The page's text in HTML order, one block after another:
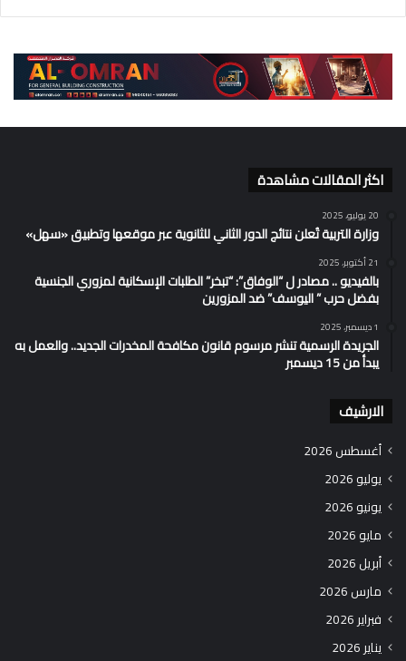
اكثر المقالات مشاهدة
20 يوليو، 2025
وزارة التربية تُعلن نتائج الدور الثاني للثانوية عبر موقعها وتطبيق «سهل»
21 أكتوبر، 2025
بالفيديو .. مصادر ل “الوفاق”: “تبخر” الطلبات الإسكانية لمزوري الجنسية
بفضل حرب ” اليوسف” ضد المزورين
1 ديسمبر، 2025
الجريدة الرسمية تنشر مرسوم قانون مكافحة المخدرات الجديد.. والعمل به
يبدأ من 15 ديسمبر
الارشيف
أغسطس 2026
يوليو 2026
يونيو 2026
مايو 2026
أبريل 2026
مارس 2026
فبراير 2026
يناير 2026